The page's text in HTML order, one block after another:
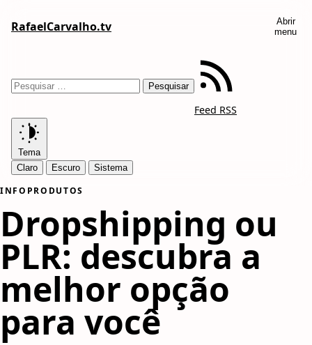
RafaelCarvalho.tv
Abrir
menu
Feed RSS
Tema
Claro
Escuro Sistema
INFOPRODUTOS
Dropshipping ou
PLR: descubra a
melhor opção
para você